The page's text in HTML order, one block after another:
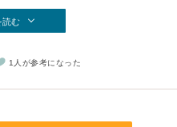
読む
1人が参考になった